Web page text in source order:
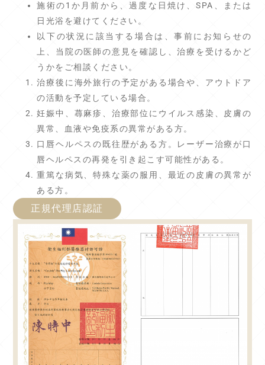
施術の1か月前から、過度な日焼け、SPA、または
日光浴を避けてください。
以下の状況に該当する場合は、事前にお知らせの
上、当院の医師の意見を確認し、治療を受けるかど
うかをご相談ください。
治療後に海外旅行の予定がある場合や、アウトドア
の活動を予定している場合。
妊娠中、蕁麻疹、治療部位にウイルス感染、皮膚の
異常、血液や免疫系の異常がある方。
口唇ヘルペスの既往歴がある方。レーザー治療が口
唇ヘルペスの再発を引き起こす可能性がある。
重篤な病気、特殊な薬の服用、最近の皮膚の異常が
ある方。
正規代理店認証